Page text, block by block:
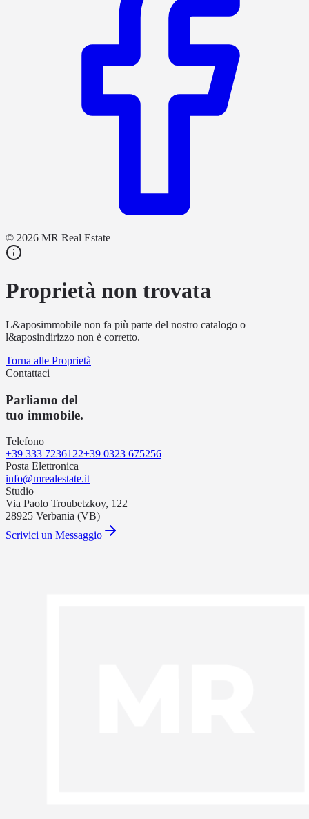
© 2026 MR Real Estate
Proprietà non trovata
L&aposimmobile non fa più parte del nostro catalogo o
l&aposindirizzo non è corretto.
Torna alle Proprietà
Contattaci
Parliamo del
tuo immobile.
Telefono
+39 333 7236122+39 0323 675256
Posta Elettronica
info@mrealestate.it
Studio
Via Paolo Troubetzkoy, 122
28925 Verbania (VB)
Scrivici un Messaggio